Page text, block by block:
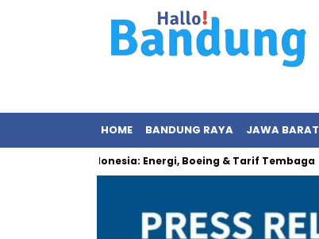
HOME BANDUNG RAYA JAWA BARAT
Baru AS–Indonesia: Energi, Boeing & Tarif Tembaga